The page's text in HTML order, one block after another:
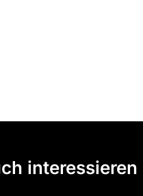
interessieren